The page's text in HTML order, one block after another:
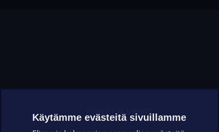
OHJEET JA VINKIT
Käytämme evästeitä sivuillamme